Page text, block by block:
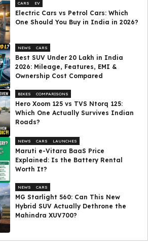
CARS EV
Electric Cars vs Petrol Cars: Which
One Should You Buy in India in 2026?
NEWS CARS
Best SUV Under ₹20 Lakh in India
2026: Mileage, Features, EMI &
Ownership Cost Compared
BIKES COMPARISONS
Hero Xoom 125 vs TVS Ntorq 125:
Which One Actually Survives Indian
Roads?
NEWS CARS LAUNCHES
Maruti e-Vitara BaaS Price
Explained: Is the Battery Rental
Worth It?
NEWS CARS
MG Starlight 560: Can This New
Hybrid SUV Actually Dethrone the
Mahindra XUV700?